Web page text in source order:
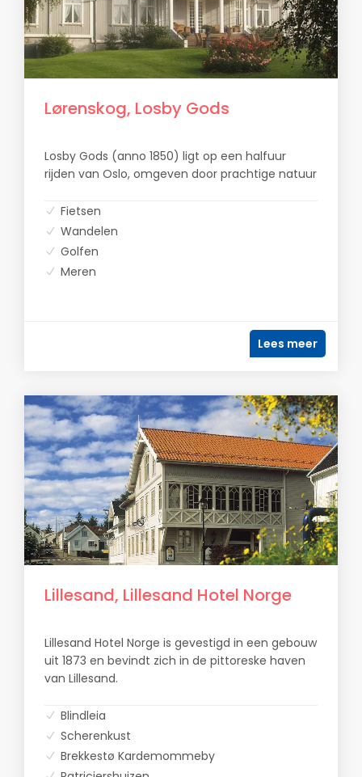
Lørenskog, Losby Gods
Losby Gods (anno 1850) ligt op een halfuur
rijden van Oslo, omgeven door prachtige natuur
Fietsen
Wandelen
Golfen
Meren
Lees meer
Lillesand, Lillesand Hotel Norge
Lillesand Hotel Norge is gevestigd in een gebouw
uit 1873 en bevindt zich in de pittoreske haven
van Lillesand.
Blindleia
Scherenkust
Brekkestø Kardemommeby